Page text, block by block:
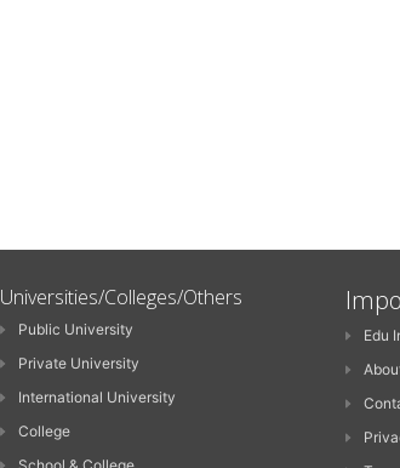
Universities/Colleges/Others
Public University
Private University
International University
College
Edu